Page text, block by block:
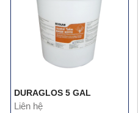
DURAGLOS 5 GAL
Liên hệ